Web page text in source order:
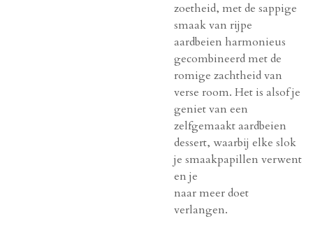
zoetheid, met de sappige
smaak van rijpe
aardbeien harmonieus
gecombineerd met de
romige zachtheid van
verse room. Het is alsof je
geniet van een
zelfgemaakt aardbeien
dessert, waarbij elke slok
je smaakpapillen verwent
en je
naar meer doet
verlangen.